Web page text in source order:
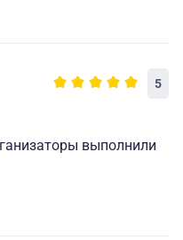
5
выполнили